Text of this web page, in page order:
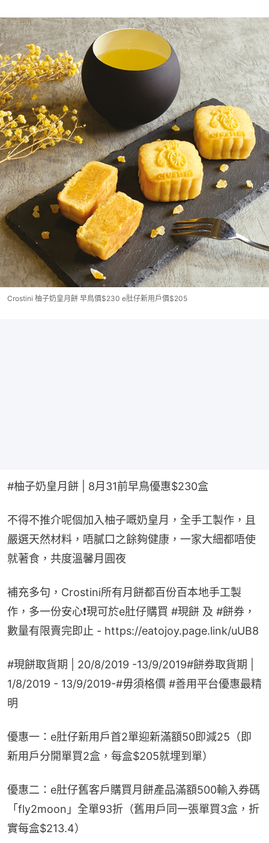
Crostini 柚子奶皇月餅 早鳥價$230 e肚仔新用戶價$205
#柚子奶皇月餅 | 8月31前早鳥優惠$230盒
不得不推介呢個加入柚子嘅奶皇月，全手工製作，且
嚴選天然材料，唔膩口之餘夠健康，一家大細都唔使
就著食，共度溫馨月圓夜
補充多句，Crostini所有月餅都百份百本地手工製
作，多一份安心❗現可於e肚仔購買 #現餅 及 #餅券，
數量有限賣完即止 - https://eatojoy.page.link/uUB8
#現餅取貨期 | 20/8/2019 -13/9/2019#餅券取貨期 |
1/8/2019 - 13/9/2019-#毋須格價 #善用平台優惠最精
明
優惠一：e肚仔新用戶首2單迎新滿額50即減25（即
新用戶分開單買2盒，每盒$205就埋到單）
優惠二：e肚仔舊客戶購買月餅產品滿額500輸入券碼
「fly2moon」全單93折（舊用戶同一張單買3盒，折
實每盒$213.4）